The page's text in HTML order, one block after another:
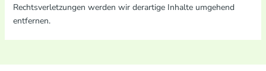
Rechtsverletzungen werden wir derartige Inhalte umgehend
entfernen.